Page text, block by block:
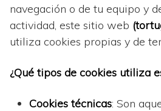
navegación o de tu equipo y
actividad, este sitio web (
utiliza cookies propias y de
¿Qué tipos de cookies utiliza
Cookies técnicas: Son